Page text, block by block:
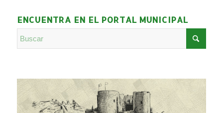
ENCUENTRA EN EL PORTAL MUNICIPAL